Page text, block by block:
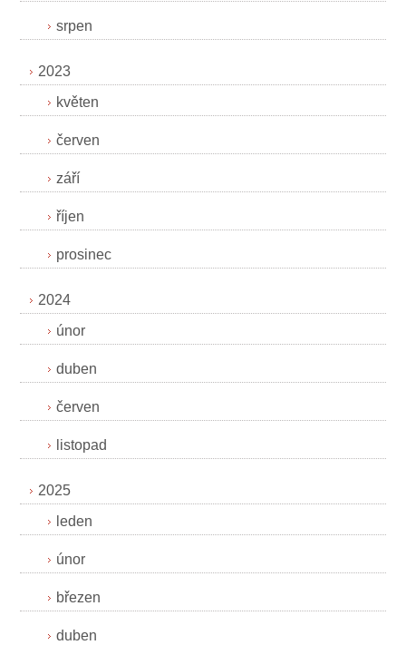
srpen
2023
květen
červen
září
říjen
prosinec
2024
únor
duben
červen
listopad
2025
leden
únor
březen
duben